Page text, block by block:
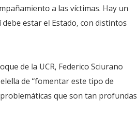
a las víctimas. Hay un
estar el Estado, con distintos
de la UCR, Federico Sciurano
de “fomentar este tipo de
que son tan profundas